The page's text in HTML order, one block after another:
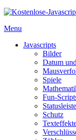
Menu
Javascripts
Bilder
Datum
Spiele
Fun-
Statusleiste
Schutz